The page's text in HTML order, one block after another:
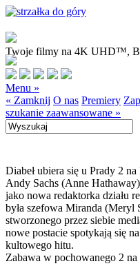
Twoje filmy na 4K UHD™,
Menu »
« Zamknij O nas Premiery
szukanie zaawansowane »
Diabeł ubiera się u Prady 2
Andy Sachs (Anne
jako nowa redaktorka działu
była szefowa Miranda (Meryl
stworzonego przez siebie
nowe postacie spotykają się
kultowego hitu.
Zabawa w pochowanego 2